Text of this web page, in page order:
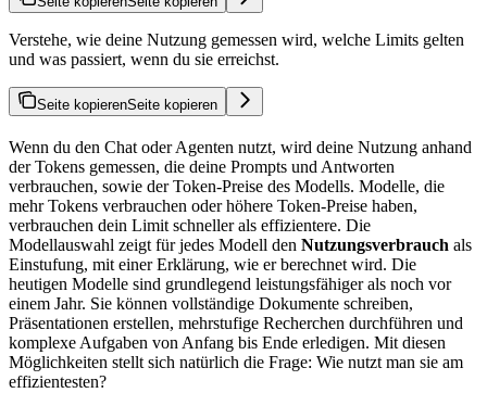
Verstehe, wie deine Nutzung gemessen wird, welche Limits gelten
und was passiert, wenn du sie erreichst.
Seite kopierenSeite kopieren
Wenn du den Chat oder Agenten nutzt, wird deine Nutzung anhand
der Tokens gemessen, die deine Prompts und Antworten
verbrauchen, sowie der Token-Preise des Modells. Modelle, die
mehr Tokens verbrauchen oder höhere Token-Preise haben,
verbrauchen dein Limit schneller als effizientere. Die
Modellauswahl zeigt für jedes Modell den Nutzungsverbrauch als
Einstufung, mit einer Erklärung, wie er berechnet wird. Die
heutigen Modelle sind grundlegend leistungsfähiger als noch vor
einem Jahr. Sie können vollständige Dokumente schreiben,
Präsentationen erstellen, mehrstufige Recherchen durchführen und
komplexe Aufgaben von Anfang bis Ende erledigen. Mit diesen
Möglichkeiten stellt sich natürlich die Frage: Wie nutzt man sie am
effizientesten?